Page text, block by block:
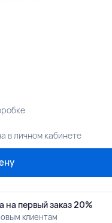
в личном кабинете
на первый заказ 20%
клиентам